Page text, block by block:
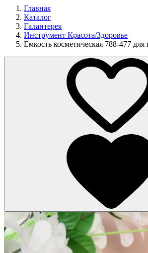
Главная
Каталог
Галантерея
Инструмент Красота/Здоровье
Емкость косметическая 788-477